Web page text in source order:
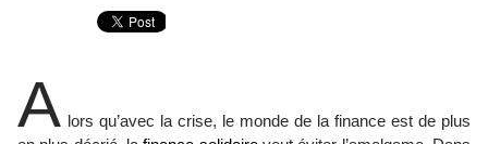
A lors qu’avec la crise, le monde de la finance est de plus